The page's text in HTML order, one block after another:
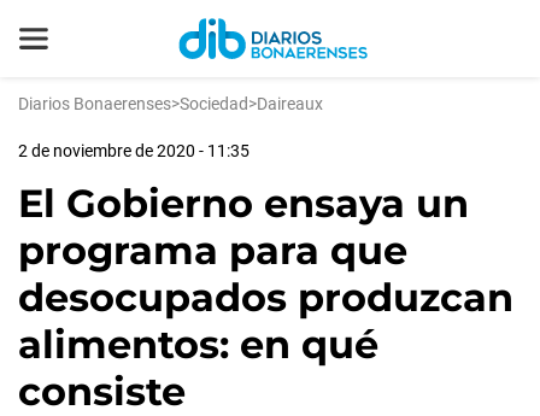
Diarios Bonaerenses>Sociedad>Daireaux
2 de noviembre de 2020 - 11:35
El Gobierno ensaya un
programa para que
desocupados produzcan
alimentos: en qué
consiste